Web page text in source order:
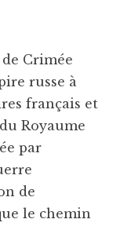
Crimée
russe à
français et
Royaume
par
de
le chemin